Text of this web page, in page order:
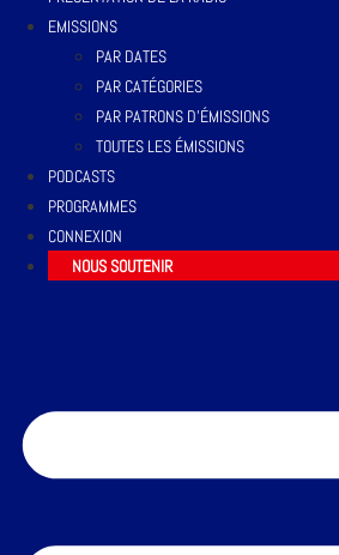
EMISSIONS
PAR DATES
PAR CATÉGORIES
PAR PATRONS D’ÉMISSIONS
TOUTES LES ÉMISSIONS
PODCASTS
PROGRAMMES
CONNEXION
NOUS SOUTENIR